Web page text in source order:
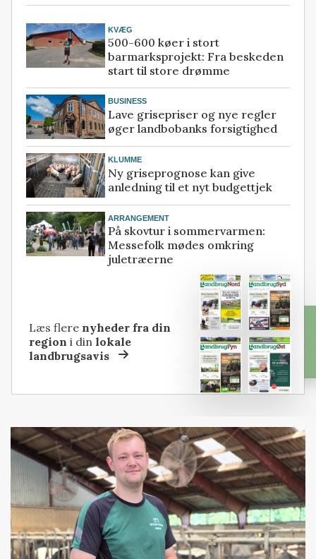
KVÆG
500-600 køer i stort
barmarksprojekt: Fra beskeden
start til store drømme
BUSINESS
Lave grisepriser og nye regler
øger landbobanks forsigtighed
KLUMME
Ny griseprognose kan give
anledning til et nyt budgettjek
ARRANGEMENT
På skovtur i sommervarmen:
Messefolk mødes omkring
juletræerne
Læs flere nyheder fra din
region i dinlokale
landbrugsavis